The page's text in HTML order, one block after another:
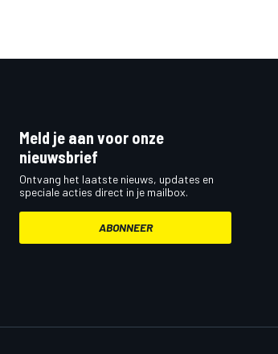
Meld je aan voor onze
nieuwsbrief
Ontvang het laatste nieuws, updates en
speciale acties direct in je mailbox.
ABONNEER